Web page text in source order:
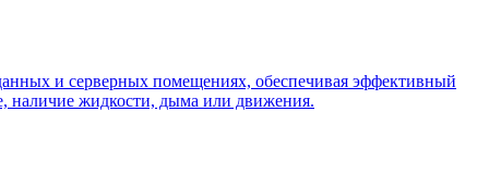
и серверных помещениях, обеспечивая эффективный
наличие жидкости, дыма или движения.